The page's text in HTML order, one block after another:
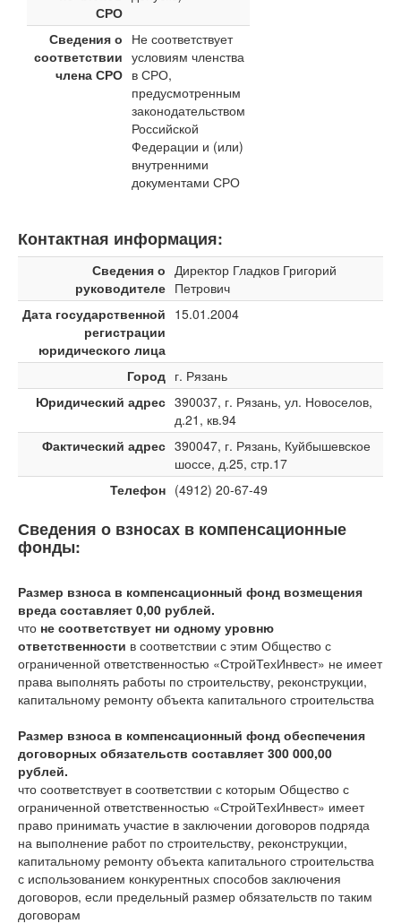
СРО
Сведения о
соответствии
члена СРО
Не соответствует
условиям членства
в СРО,
предусмотренным
законодательством
Российской
Федерации и (или)
внутренними
документами СРО
Контактная информация:
Сведения о
руководителе
Директор Гладков Григорий
Петрович
Дата государственной
регистрации
юридического лица
15.01.2004
Город г. Рязань
Юридический адрес 390037, г. Рязань, ул. Новоселов,
д.21, кв.94
Фактический адрес 390047, г. Рязань, Куйбышевское
шоссе, д.25, стр.17
Телефон (4912) 20-67-49
Сведения о взносах в компенсационные
фонды:
Размер взноса в компенсационный фонд возмещения
вреда составляет 0,00 рублей.
что не соответствует ни одному уровню
ответственности в соответствии с этим Общество с
ограниченной ответственностью «СтройТехИнвест» не имеет
права выполнять работы по строительству, реконструкции,
капитальному ремонту объекта капитального строительства
Размер взноса в компенсационный фонд обеспечения
договорных обязательств составляет 300 000,00
рублей.
что соответствует в соответствии с которым Общество с
ограниченной ответственностью «СтройТехИнвест» имеет
право принимать участие в заключении договоров подряда
на выполнение работ по строительству, реконструкции,
капитальному ремонту объекта капитального строительства
с использованием конкурентных способов заключения
договоров, если предельный размер обязательств по таким
договорам